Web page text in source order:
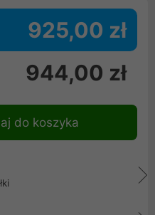
925,00 zł
944,00 zł
do koszyka